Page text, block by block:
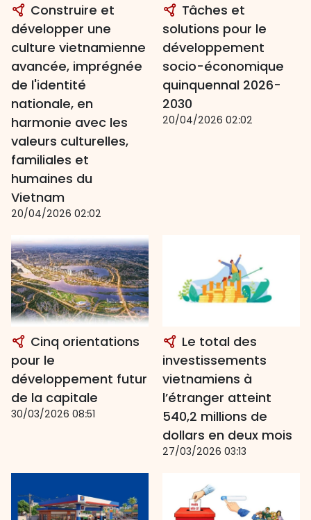
Construire et
développer une
culture vietnamienne
avancée, imprégnée
de l'identité
nationale, en
harmonie avec les
valeurs culturelles,
familiales et
humaines du
Vietnam
20/04/2026 02:02
Tâches et
solutions pour le
développement
socio-économique
quinquennal 2026-
2030
20/04/2026 02:02
Cinq orientations
pour le
développement futur
de la capitale
30/03/2026 08:51
Le total des
investissements
vietnamiens à
l’étranger atteint
540,2 millions de
dollars en deux mois
27/03/2026 03:13